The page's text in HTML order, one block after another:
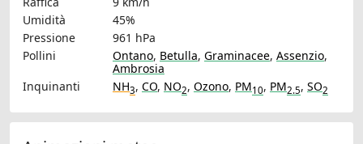
Umidità
45%
Pressione
961 hPa
Pollini
Ontano, Betulla, Graminacee, Assenzio,
Ambrosia
Inquinanti
NH3, CO, NO2, Ozono, PM10, PM2.5, SO2